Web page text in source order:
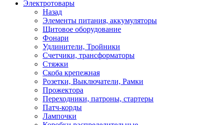
Электротовары
Назад
Элементы питания, аккумуляторы
Щитовое оборудование
Фонари
Удлинители, Тройники
Счетчики, трансформаторы
Стяжки
Скоба крепежная
Розетки, Выключатели, Рамки
Прожектора
Переходники, патроны, стартеры
Патч-корды
Лампочки